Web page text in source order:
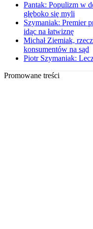
Pantak: Populizm w
głęboko się myli
Szymaniak: Premier
idąc na łatwiznę
Michał Ziemiak,
konsumentów na sąd
Piotr Szymaniak:
Promowane treści